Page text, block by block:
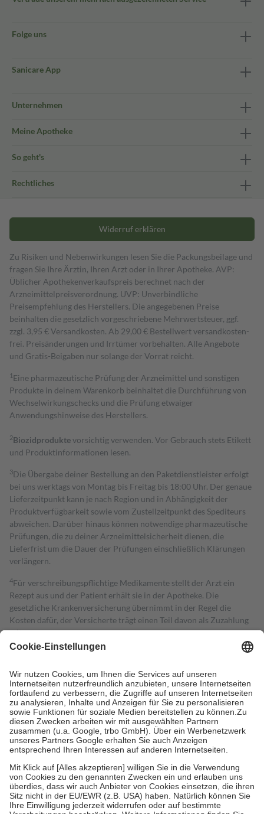
Folge uns
Sanicare App
Unternehmen
Meine Apotheke
So geht's
Rechtliches
Widerruf erklären
Zu Risiken und Nebenwirkungen lesen Sie die Packungsbeilage und
fragen Sie Ihre Ärztin, Ihren Arzt oder in Ihrer Apotheke. AVP:
Üblicher Apothekenverkaufspreis berechnet nach der
Arzneimittelpreisverordnung. UVP: Unverbindliche
Preisempfehlung des Herstellers. Die angegebenen Preise
beinhalten die gesetzlich vorgeschriebene Mehrwertsteuer, ggf.
zzgl. 3,95 € Versandkosten. Ab 29,00 € Bestell­wert versand­kosten­
frei. Preisänderungen und Irrtümer vorbehalten. Alle Angebote
und Gratis-Beigaben nur solange der Vorrat reicht.
1 Eine pharmazeutische Prüfung der Arzneimittel und sonstigen
Produkte in deinem Warenkorb beinhaltet die Durchführung von
Wechselwirkungschecks und die Prüfung etwaiger
Anwendungshinweise des Herstellers.
2Biozidproduktevorsichtig verwenden. Vor Gebrauch stets Etikett
und Produktinformationen lesen.
3Die Übergabe deiner Bestellung an den Paketdienstleister erfolgt
bei uns werktags von Montag bis Freitag bis 18:00 Uhr. Der genaue
Lieferzeitpunkt kann je nach Region und in Abhängigkeit der
Produktverfügbarkeit sowie vom Zustellzeitpunkt des Spediteurs
abweichen. Darüber hinaus können notwendige pharmazeutische
Prüfungen, die zu deiner Arzneimittelsicherheit dienen, die
Lieferfrist um die Dauer der Prüfungen einschließlich Klärungen
verlängern.
4Für verschreibungspflichtige Medikamente stellt der Arzt ein
Rezept aus und der Patient erhält sie in der Apotheke. Die
gesetzliche Krankenversicherung übernimmt in der Regel die
Kosten dafür, der Versicherte trägt einen Teil davon als Zuzahlung
mit.
Grundsätzlich leisten Mitglieder Zuzahlungen in Höhe von zehn
höchstens zehn Euro.
Es sind jedoch nie mehr als die tatsächlichen
Kosten der Leistung zu entrichten.
Diese Regeln gelten grundsätzlich auch für Online-Apotheken.
Bei Heilmitteln und häuslicher Krankenpflege beträgt die
Zuzahlung zehn Prozent der Kosten sowie zehn Euro je
Verordnung.
Um das Engagement der Versicherten für ihre eigene Gesundheit zu
stärken und die besondere Stellung der Familie zu unterstützen,
fallenkeine Zuzahlungenan bei:
• Kindern und Jugendlichen bis zum vollendeten 18. Lebensjahr
mit Ausnahme der Fahrkosten
• Untersuchungen zur Vorsorge und Früherkennung, die von der